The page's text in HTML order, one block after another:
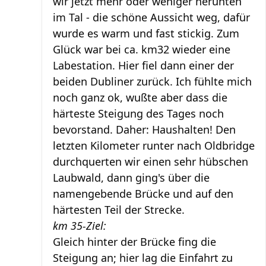
im Tal - die schöne Aussicht weg, dafür
wurde es warm und fast stickig. Zum
Glück war bei ca. km32 wieder eine
Labestation. Hier fiel dann einer der
beiden Dubliner zurück. Ich fühlte mich
noch ganz ok, wußte aber dass die
härteste Steigung des Tages noch
bevorstand. Daher: Haushalten! Den
letzten Kilometer runter nach Oldbridge
durchquerten wir einen sehr hübschen
Laubwald, dann ging's über die
namengebende Brücke und auf den
härtesten Teil der Strecke.
km 35-Ziel:
Gleich hinter der Brücke fing die
Steigung an; hier lag die Einfahrt zu